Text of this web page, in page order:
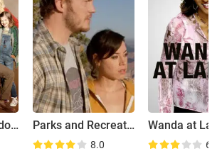
Estados Unidos do Al Parks and Recreation: Road Trip
8.0
Wanda at
6.3